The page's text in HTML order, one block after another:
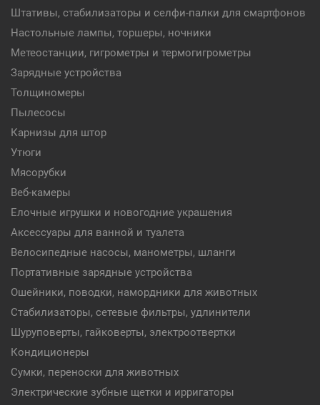
Штативы, стабилизаторы и селфи-палки для смартфонов
Настольные лампы, торшеры, ночники
Метеостанции, гигрометры и термогигрометры
Зарядные устройства
Толщиномеры
Пылесосы
Карнизы для штор
Утюги
Мясорубки
Веб-камеры
Елочные игрушки и новогодние украшения
Аксессуары для ванной и туалета
Велосипедные насосы, манометры, шланги
Портативные зарядные устройства
Ошейники, поводки, намордники для животных
Стабилизаторы, сетевые фильтры, удлинители
Шуруповерты, гайковерты, электроотвертки
Кондиционеры
Сумки, переноски для животных
Электрические зубные щетки и ирригаторы